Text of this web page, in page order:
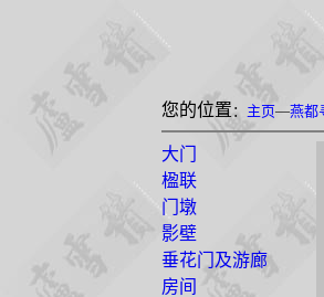
您的位置： 主页—燕都
大门
楹联
门墩
影壁
垂花门及游廊
房间